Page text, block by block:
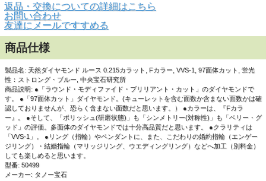
返品・交換についての詳細はこちら
お問い合わせ
友達にメールですすめる
商品仕様
製品名: 天然ダイヤモンド ルース 0.215カラット, Fカラー, VVS-1, 97面体カット, 蛍光
性：ストロング・ブルー, 中央宝石研究所
商品説明: ●「ラウンド・モディファイド・ブリリアント・カット」のダイヤモンドで
す。 ●「97面体カット」ダイヤモンド。(キューレットを含む面数か含まない面数かは確
認しておりませんが、恐らく含まない面数だと思います。） ●カラーは、『Fカラ
ー』。 ●そして、「ポリッシュ(研磨状態)」も「シンメトリー(対称性)」も「ベリー・グ
ッド」の評価。多面体のダイヤモンドでは十分高品質だと思います。 ●クラリティは
「VVS-1」。 ●リング（指輪）やペンダントに、また、こだわりの婚約指輪（エンゲー
ジリング）・結婚指輪（マリッジリング、ウエディングリング）などへ加工（別料金）
しても楽しめると思います。
型番: 50499
メーカー: タノー宝石